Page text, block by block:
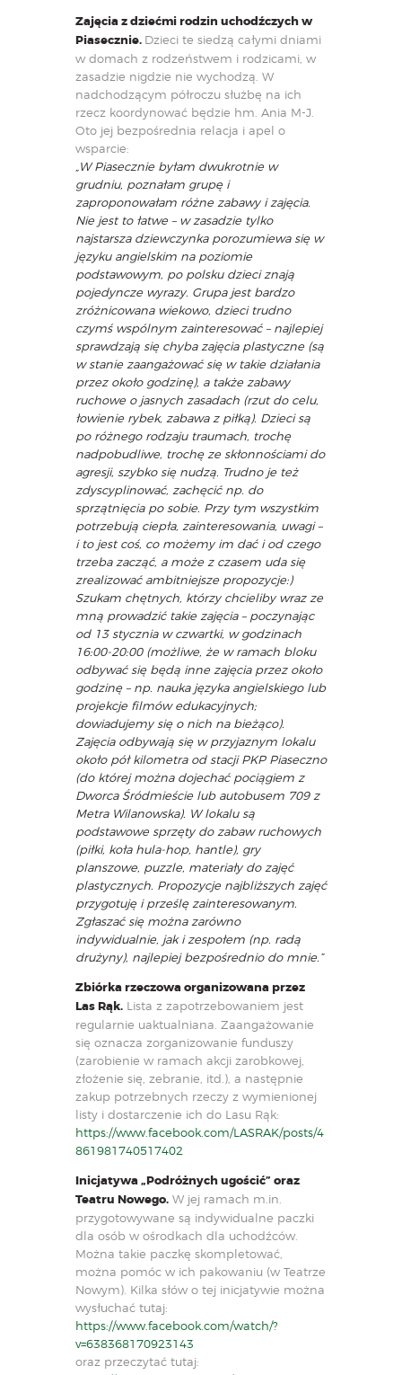
Zajęcia z dziećmi rodzin uchodźczych w
Piasecznie. Dzieci te siedzą całymi dniami
w domach z rodzeństwem i rodzicami, w
zasadzie nigdzie nie wychodzą. W
nadchodzącym półroczu służbę na ich
rzecz koordynować będzie hm. Ania M-J.
Oto jej bezpośrednia relacja i apel o
wsparcie:
„W Piasecznie byłam dwukrotnie w
grudniu, poznałam grupę i
zaproponowałam różne zabawy i zajęcia.
Nie jest to łatwe – w zasadzie tylko
najstarsza dziewczynka porozumiewa się w
języku angielskim na poziomie
podstawowym, po polsku dzieci znają
pojedyncze wyrazy. Grupa jest bardzo
zróżnicowana wiekowo, dzieci trudno
czymś wspólnym zainteresować – najlepiej
sprawdzają się chyba zajęcia plastyczne (są
w stanie zaangażować się w takie działania
przez około godzinę), a także zabawy
ruchowe o jasnych zasadach (rzut do celu,
łowienie rybek, zabawa z piłką). Dzieci są
po różnego rodzaju traumach, trochę
nadpobudliwe, trochę ze skłonnościami do
agresji, szybko się nudzą. Trudno je też
zdyscyplinować, zachęcić np. do
sprzątnięcia po sobie. Przy tym wszystkim
potrzebują ciepła, zainteresowania, uwagi –
i to jest coś, co możemy im dać i od czego
trzeba zacząć, a może z czasem uda się
zrealizować ambitniejsze propozycje:)
Szukam chętnych, którzy chcieliby wraz ze
mną prowadzić takie zajęcia – poczynając
od 13 stycznia w czwartki, w godzinach
16:00-20:00 (możliwe, że w ramach bloku
odbywać się będą inne zajęcia przez około
godzinę – np. nauka języka angielskiego lub
projekcje filmów edukacyjnych;
dowiadujemy się o nich na bieżąco).
Zajęcia odbywają się w przyjaznym lokalu
około pół kilometra od stacji PKP Piaseczno
(do której można dojechać pociągiem z
Dworca Śródmieście lub autobusem 709 z
Metra Wilanowska). W lokalu są
podstawowe sprzęty do zabaw ruchowych
(piłki, koła hula-hop, hantle), gry
planszowe, puzzle, materiały do zajęć
plastycznych. Propozycje najbliższych zajęć
przygotuję i prześlę zainteresowanym.
Zgłaszać się można zarówno
indywidualnie, jak i zespołem (np. radą
drużyny), najlepiej bezpośrednio do mnie.”
Zbiórka rzeczowa organizowana przez
Las Rąk. Lista z zapotrzebowaniem jest
regularnie uaktualniana. Zaangażowanie
się oznacza zorganizowanie funduszy
(zarobienie w ramach akcji zarobkowej,
złożenie się, zebranie, itd.), a następnie
zakup potrzebnych rzeczy z wymienionej
listy i dostarczenie ich do Lasu Rąk:
https://www.facebook.com/LASRAK/posts/4
861981740517402
Inicjatywa „Podróżnych ugościć” oraz
Teatru Nowego. W jej ramach m.in.
przygotowywane są indywidualne paczki
dla osób w ośrodkach dla uchodźców.
Można takie paczkę skompletować,
można pomóc w ich pakowaniu (w Teatrze
Nowym). Kilka słów o tej inicjatywie można
wysłuchać tutaj:
https://www.facebook.com/watch/?
v=638368170923143
oraz przeczytać tutaj: